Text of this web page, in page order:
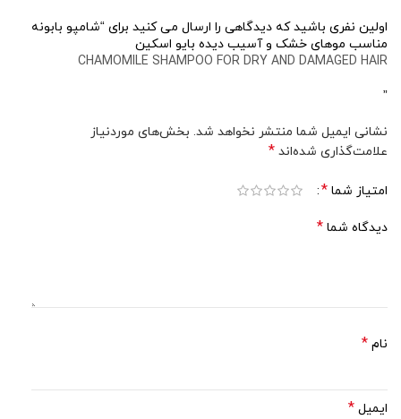
اولین نفری باشید که دیدگاهی را ارسال می کنید برای “شامپو بابونه
مناسب موهای خشک و آسیب دیده بایو اسکین
CHAMOMILE SHAMPOO FOR DRY AND DAMAGED HAIR
”
نشانی ایمیل شما منتشر نخواهد شد. بخش‌های موردنیاز
علامت‌گذاری شده‌اند *
امتیاز شما *
دیدگاه شما *
نام *
ایمیل *